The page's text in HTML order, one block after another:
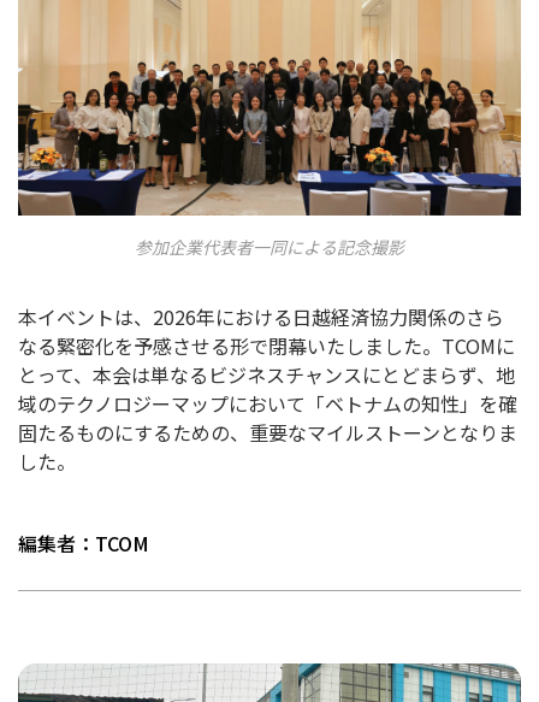
参加企業代表者一同による記念撮影
本イベントは、2026年における日越経済協力関係のさら
なる緊密化を予感させる形で閉幕いたしました。TCOMに
とって、本会は単なるビジネスチャンスにとどまらず、地
域のテクノロジーマップにおいて「ベトナムの知性」を確
固たるものにするための、重要なマイルストーンとなりま
した。
編集者：TCOM